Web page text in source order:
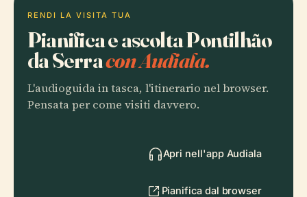
RENDI LA VISITA TUA
Pianifica e ascolta Pontilhão
da Serracon Audiala.
L'audioguida in tasca, l'itinerario nel browser.
Pensata per come visiti davvero.
Apri nell'app Audiala
Pianifica dal browser